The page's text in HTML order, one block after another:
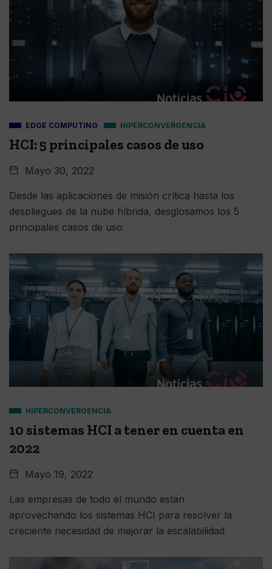
EDGE COMPUTING HIPERCONVERGENCIA
HCI: 5 principales casos de uso
Mayo 30, 2022
Desde las aplicaciones de misión crítica hasta los
despliegues de la nube híbrida, desglosamos los 5
principales casos de uso
HIPERCONVERGENCIA
10 sistemas HCI a tener en cuenta en
2022
Mayo 19, 2022
Las empresas de todo el mundo están
aprovechando los sistemas HCI para resolver la
creciente necesidad de mejorar la escalabilidad